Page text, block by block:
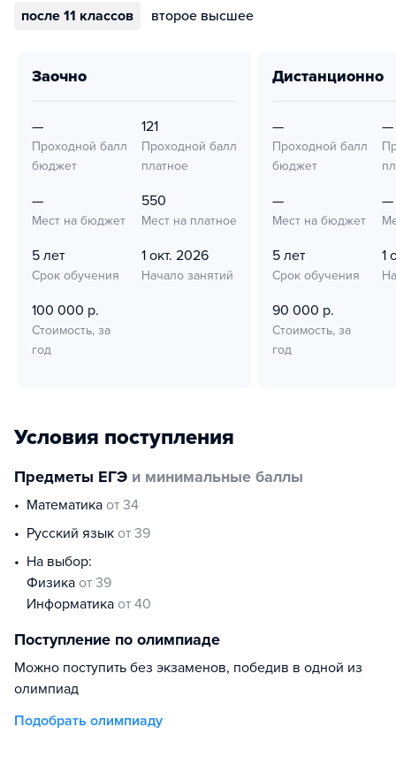
после 11 классов второе высшее
заочно
—
Проходной балл
бюджет
121
Проходной балл
платное
—
Мест на бюджет
550
Мест на платное
5 лет
Срок обучения
1 окт. 2026
Начало занятий
100 000 р.
Стоимость, за
год
дистанционно
—
Проходной балл
бюджет
—
—
Мест на бюджет
—
5 лет
Срок обучения
1
90 000 р.
Стоимость, за
год
Условия поступления
Предметы ЕГЭ и минимальные баллы
математика от 34
русский язык от 39
На выбор:
физика от 39
информатика от 40
Поступление по олимпиаде
Можно поступить без экзаменов, победив в одной из
олимпиад
Подобрать олимпиаду